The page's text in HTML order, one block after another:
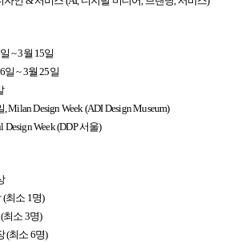
~ 3월 15일
일 ~ 3월 25일
Milan Design Week (ADI Design Museum)
Design Week (DDP 서울)
(최소 1명)
(최소 3명)
(최소 6명)